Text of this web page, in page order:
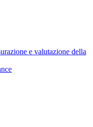
e valutazione della